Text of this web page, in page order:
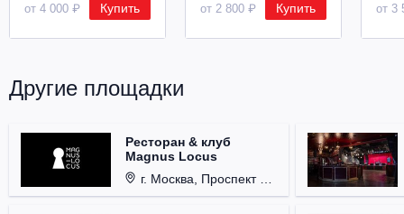
от 4 000 ₽ Купить от 2 800 ₽ Купить от 3
Другие площадки
Ресторан & клуб
Magnus Locus
г. Москва, Проспект Мира, д. 12, стр. 9.